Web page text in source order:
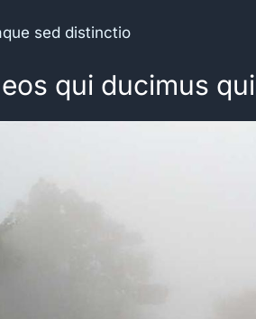
sed distinctio
qui ducimus qui